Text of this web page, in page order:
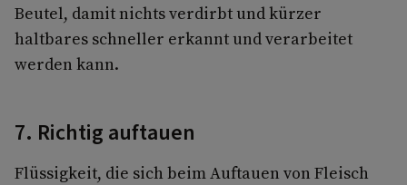
Beutel, damit nichts verdirbt und kürzer
haltbares schneller erkannt und verarbeitet
werden kann.
7. Richtig auftauen
Flüssigkeit, die sich beim Auftauen von Fleisch